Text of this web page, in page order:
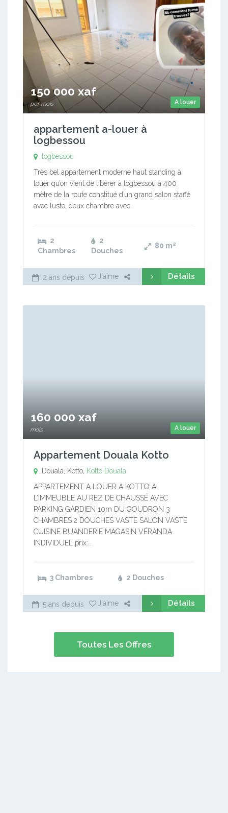
A louer
150 000 xaf
par mois
appartement a-louer à
logbessou
logbessou
Très bel appartement moderne haut standing à
louer qu’on vient de libérer à logbessou à 400
mètre de la route constitué d’un grand salon staffé
avec luste, deux chambre avec…
2
Chambres
2
Douches
80 m²
2 ans depuis J'aime Détails
A louer
160 000 xaf
mois
Appartement Douala Kotto
Douala, Kotto, Kotto Douala
APPARTEMENT A LOUER A KOTTO A
L’IMMEUBLE AU REZ DE CHAUSSÉ AVEC
PARKING GARDIEN 10m DU GOUDRON 3
CHAMBRES 2 DOUCHES VASTE SALON VASTE
CUISINE BUANDERIE MAGASIN VÉRANDA
INDIVIDUEL prix:…
3 Chambres 2 Douches
5 ans depuis J'aime Détails
Toutes Les Offres